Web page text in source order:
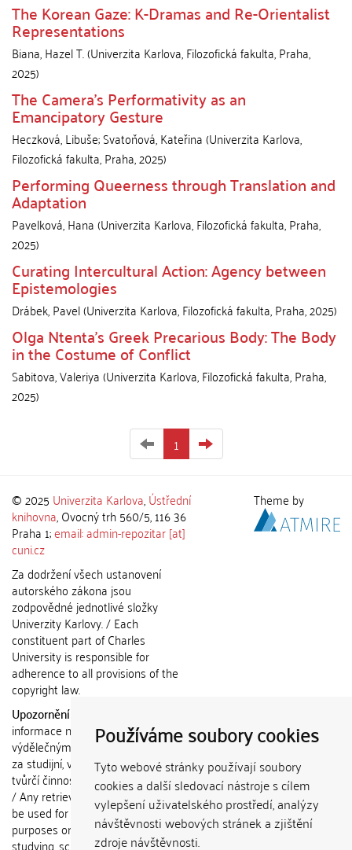
Používáme soubory cookies
Tyto webové stránky používají soubory
cookies a další sledovací nástroje s cílem
vylepšení uživatelského prostředí, analýzy
návštěvnosti webových stránek a zjištění
zdroje návštěvnosti.
The Korean Gaze: K-Dramas and Re-Orientalist
Representations
Biana, Hazel T.(Univerzita Karlova, Filozofická fakulta,Praha,
2025)
The Camera’s Performativity as an
Emancipatory Gesture
Heczková, Libuše;Svatoňová, Kateřina(Univerzita Karlova,
Filozofická fakulta,Praha,2025)
Performing Queerness through Translation and
Adaptation
Pavelková, Hana(Univerzita Karlova, Filozofická fakulta,Praha,
2025)
Curating Intercultural Action: Agency between
Epistemologies
Drábek, Pavel(Univerzita Karlova, Filozofická fakulta,Praha,2025)
Olga Ntenta’s Greek Precarious Body: The Body
in the Costume of Conflict
Sabitova, Valeriya(Univerzita Karlova, Filozofická fakulta,Praha,
2025)
1
© 2025 Univerzita Karlova,Ústřední
knihovna, Ovocný trh 560/5, 116 36
Praha 1;email: admin-repozitar [at]
cuni.cz
Za dodržení všech ustanovení
autorského zákona jsou
zodpovědné jednotlivé složky
Univerzity Karlovy. / Each
constituent part of Charles
University is responsible for
adherence to all provisions of the
copyright law.
Upozornění / Notice:
informace nemohou být použity k
výdělečným účelům nebo vydávány
za studijní, vědeckou nebo jinou
tvůrčí činnost jiné osoby než autora.
/ Any retrieved information shall not
be used for any commercial
purposes or claimed as results of
studying, scientific or any other
Theme by